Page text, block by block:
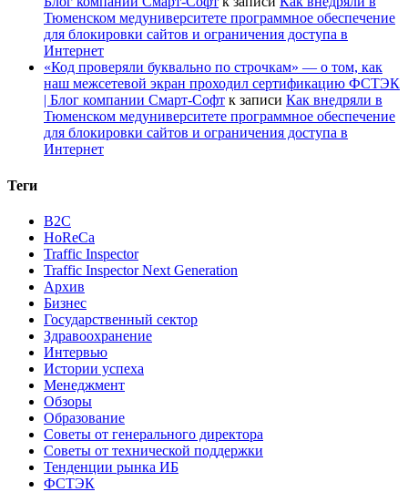
Тюменском медуниверситете программное обеспечение
для блокировки сайтов и ограничения доступа в
Интернет
«Код проверяли буквально по строчкам» — о том, как
наш межсетевой экран проходил сертификацию ФСТЭК
| Блог компании Смарт-Софт к записи Как внедряли в
Тюменском медуниверситете программное обеспечение
для блокировки сайтов и ограничения доступа в
Интернет
Теги
B2C
HoReCa
Traffic Inspector
Traffic Inspector Next Generation
Архив
Бизнес
Государственный сектор
Здравоохранение
Интервью
Истории успеха
Менеджмент
Обзоры
Образование
Советы от генерального директора
Советы от технической поддержки
Тенденции рынка ИБ
ФСТЭК